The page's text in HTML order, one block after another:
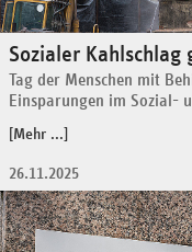
Sozialer Kahlschlag
Tag der Menschen mit
Einsparungen im Sozial-
[Mehr ...]
26.11.2025